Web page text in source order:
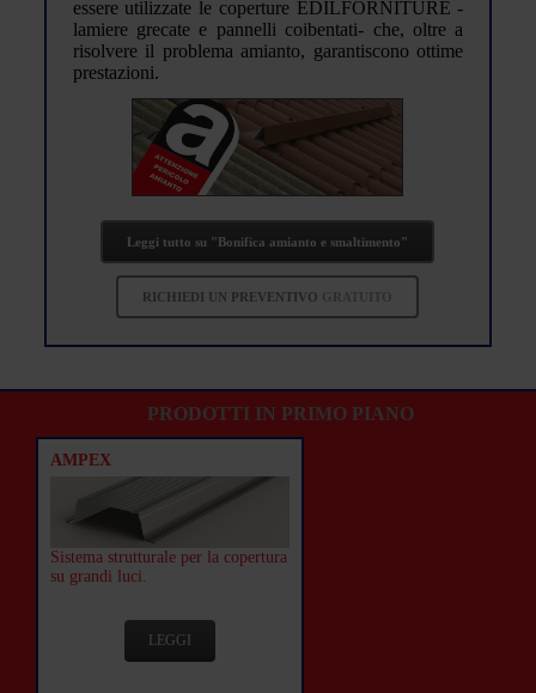
essere utilizzate le coperture EDILFORNITURE -
lamiere grecate e pannelli coibentati- che, oltre a
risolvere il problema amianto, garantiscono ottime
prestazioni.
Leggi tutto su "Bonifica amianto e smaltimento"
RICHIEDI UN PREVENTIVO
PRODOTTI IN PRIMO PIANO
AMPEX
Sistema strutturale per la copertura
su grandi luci.
LEGGI